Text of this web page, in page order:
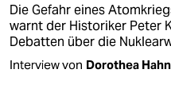
Die Gefahr eines
warnt der Historiker Peter
Debatten über die
Interview von Dorothea Hahn